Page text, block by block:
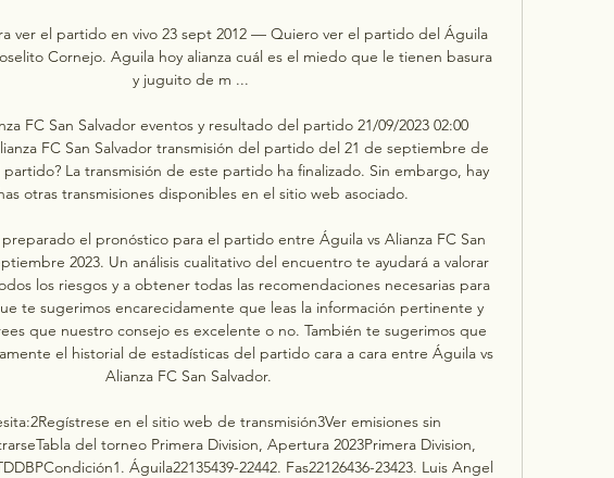
ver el partido en vivo 23 sept 2012 — Quiero ver el partido del Águila
Cornejo. Aguila hoy alianza cuál es el miedo que le tienen basura
y juguito de m ...
FC San Salvador eventos y resultado del partido 21/09/2023 02:00
FC San Salvador transmisión del partido del 21 de septiembre de
partido? La transmisión de este partido ha finalizado. Sin embargo, hay
otras transmisiones disponibles en el sitio web asociado.
el pronóstico para el partido entre Águila vs Alianza FC San
2023. Un análisis cualitativo del encuentro te ayudará a valorar
los riesgos y a obtener todas las recomendaciones necesarias para
te sugerimos encarecidamente que leas la información pertinente y
que nuestro consejo es excelente o no. También te sugerimos que
el historial de estadísticas del partido cara a cara entre Águila vs
Alianza FC San Salvador.
en el sitio web de transmisión3Ver emisiones sin
del torneo Primera Division, Apertura 2023Primera Division,
Águila22135439-22442. Fas22126436-23423. Luis Angel